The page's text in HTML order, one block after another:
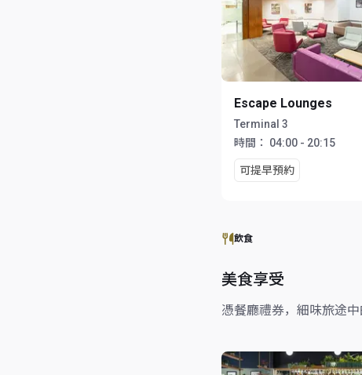
Escape Lounges
Terminal 3
時間：
04:00 - 20:15
可提早預約
飲食
美食享受
憑餐廳禮券，細味旅途中